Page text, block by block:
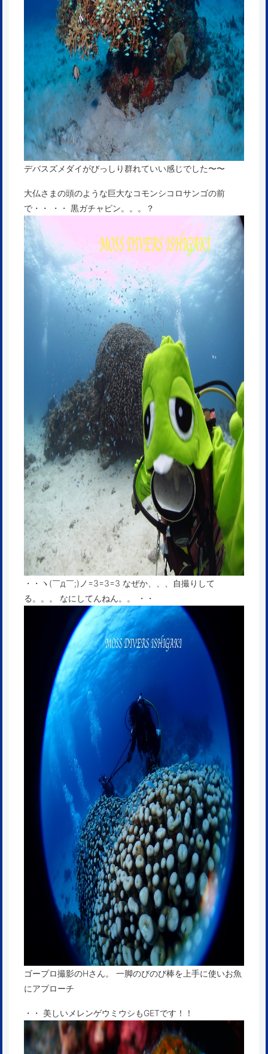
デバスズメダイがびっしり群れていい感じでした〜〜
大仏さまの頭のような巨大なコモンシコロサンゴの前
で・・ ・・ 黒ガチャピン。。。？
・・ヽ(￣д￣;)ノ=3=3=3 なぜか、、、自撮りして
る。。。 なにしてんねん。。 ・・
ゴープロ撮影のHさん。 一脚のびのび棒を上手に使いお魚
にアプローチ
・・ 美しいメレンゲウミウシもGETです！！